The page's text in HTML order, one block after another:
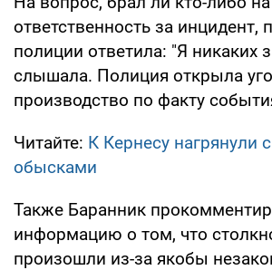
ответственность за инцидент,
полиции ответила: "Я никаких
слышала. Полиция открыла
производство по факту
Читайте: К Кернесу нагрянули
обысками
Также Баранник
информацию о том, что
произошли из-за якобы